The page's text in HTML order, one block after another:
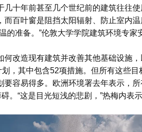
十年前甚至几个世纪前的建筑往往
百叶窗是阻挡太阳辐射、防止室内
的准备。”伦敦大学学院建筑环境专家
何改造现有建筑并改善其他基础设施
，其中包含52项措施。但所有这些
要容易得多。欧洲环境署去年表示，
。“这是目光短浅的悲剧，”热梅内表